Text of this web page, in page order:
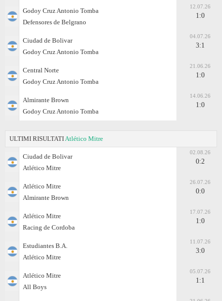
Godoy Cruz Antonio Tomba
Defensores de Belgrano
12.07.26
1:0
Ciudad de Bolivar
Godoy Cruz Antonio Tomba
04.07.26
3:1
Central Norte
Godoy Cruz Antonio Tomba
21.06.26
1:0
Almirante Brown
Godoy Cruz Antonio Tomba
14.06.26
1:0
ULTIMI RISULTATI Atlético Mitre
Ciudad de Bolivar
Atlético Mitre
02.08.26
0:2
Atlético Mitre
Almirante Brown
26.07.26
0:0
Atlético Mitre
Racing de Cordoba
17.07.26
1:0
Estudiantes B.A.
Atlético Mitre
11.07.26
3:0
Atlético Mitre
All Boys
05.07.26
1:1